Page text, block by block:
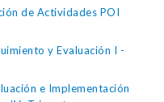
de Actividades POI
y Evaluación I -
e Implementación